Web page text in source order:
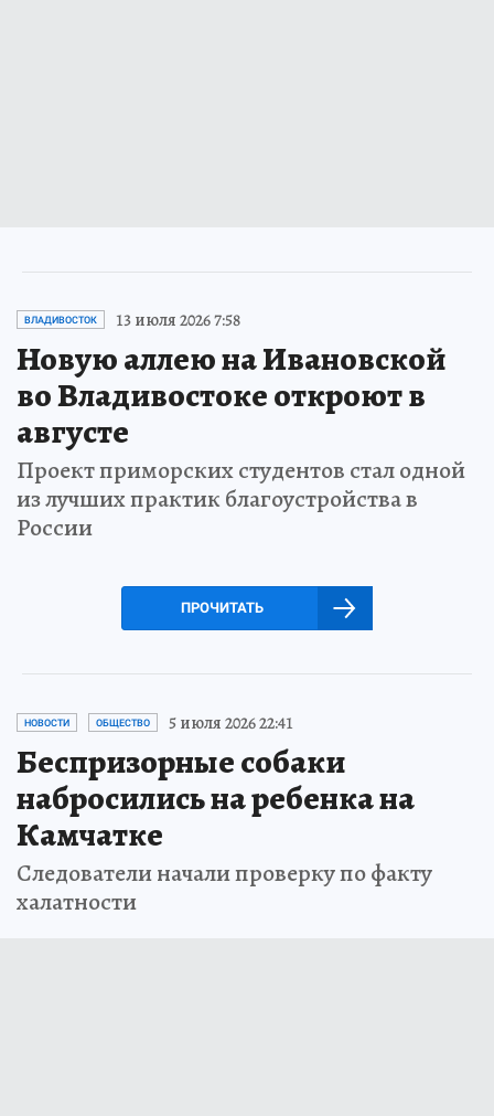
ВЛАДИВОСТОК 13 июля 2026 7:58
Новую аллею на Ивановской
во Владивостоке откроют в
августе
Проект приморских студентов стал одной
из лучших практик благоустройства в
России
ПРОЧИТАТЬ
НОВОСТИ ОБЩЕСТВО 5 июля 2026 22:41
Беспризорные собаки
набросились на ребенка на
Камчатке
Следователи начали проверку по факту
халатности